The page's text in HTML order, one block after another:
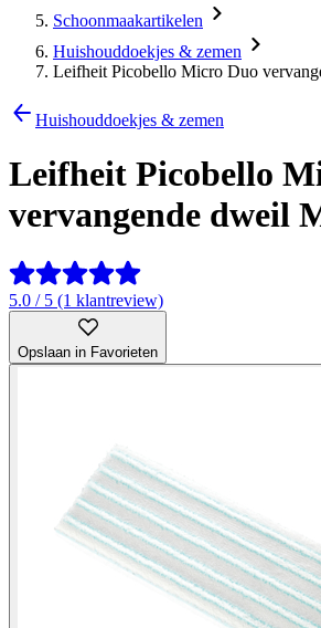
Schoonmaakartikelen
Huishouddoekjes & zemen
Leifheit Picobello Micro Duo
Huishouddoekjes & zemen
Leifheit Picobello
vervangende dweil
5.0 / 5 (1 klantreview)
Opslaan in Favorieten